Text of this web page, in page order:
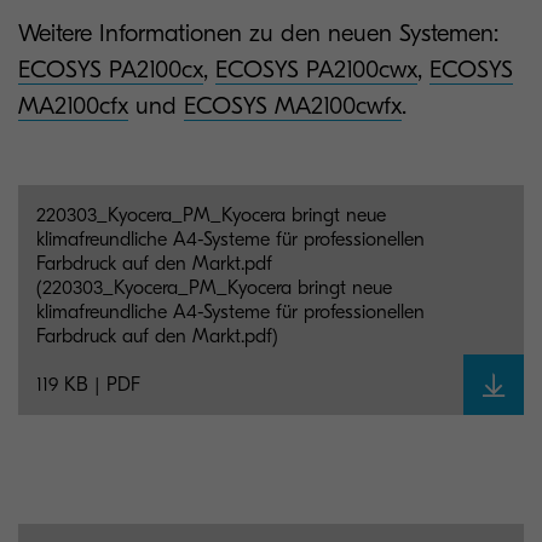
Weitere Informationen zu den neuen Systemen:
ECOSYS PA2100cx, ECOSYS PA2100cwx, ECOSYS
MA2100cfx und ECOSYS MA2100cwfx.
220303_Kyocera_PM_Kyocera bringt neue
klimafreundliche A4-Systeme für professionellen
Farbdruck auf den Markt.pdf
(220303_Kyocera_PM_Kyocera bringt neue
klimafreundliche A4-Systeme für professionellen
Farbdruck auf den Markt.pdf)
119 KB | PDF